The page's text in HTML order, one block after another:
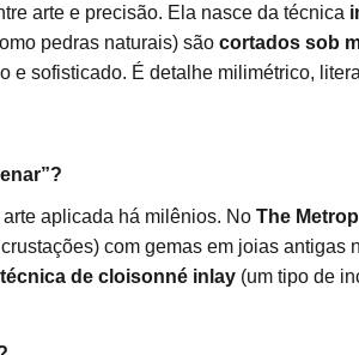
arte e precisão. Ela nasce da técnica
pedras naturais) são cortados sob
e sofisticado. É detalhe milimétrico,
aplicada há milênios. No The
com gemas em joias antigas
técnica de cloisonné inlay (um tipo de